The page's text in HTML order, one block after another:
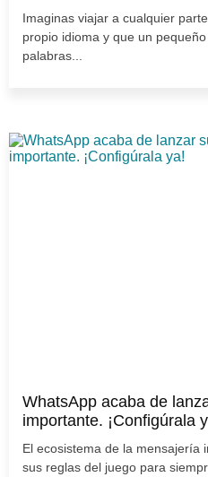
Imaginas viajar a cualquier
propio idioma y que un
palabras...
WhatsApp acaba de
importante. ¡Configúrala
El ecosistema de la mensajería
sus reglas del juego para